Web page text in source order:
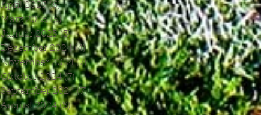
April 2025 (6)6 Beiträge
März 2025 (5)5 Beiträge
Januar 2025 (3)3 Beiträge
Dezember 2024 (4)4 Beiträge
November 2024 (7)7 Beiträge
Oktober 2024 (7)7 Beiträge
September 2024 (7)7 Beiträge
August 2024 (3)3 Beiträge